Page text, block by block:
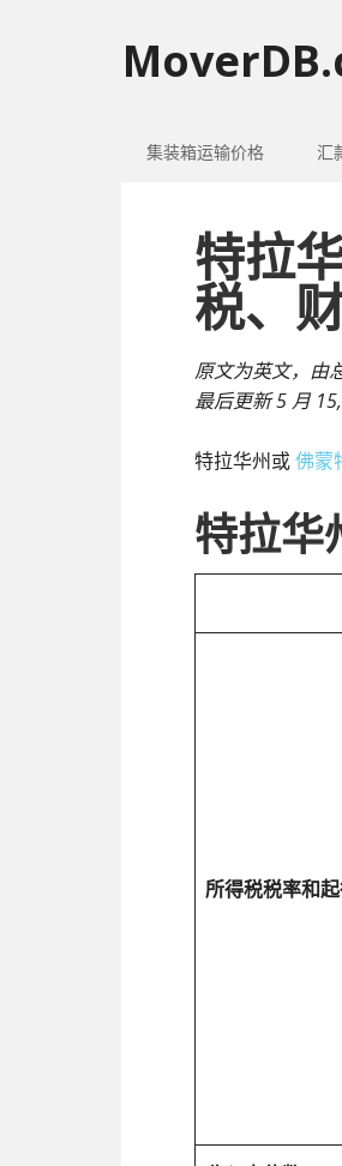
集装箱运输价格 汇
特拉
税、
原文为英文，由
最后更新5 月
特拉华州或佛蒙
特拉华
所得税税率和